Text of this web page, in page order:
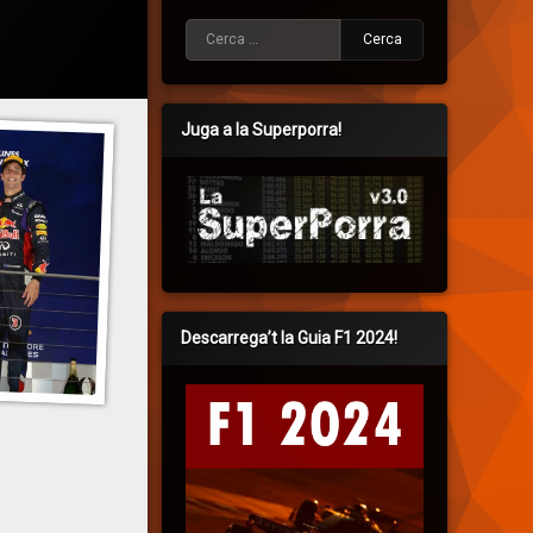
Juga a la Superporra!
Descarrega’t la Guia F1 2024!